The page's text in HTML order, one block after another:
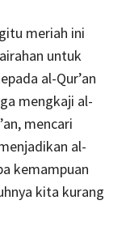
meriah ini
untuk
al-Qur’an
mengkaji al-
mencari
al-
kemampuan
kita kurang